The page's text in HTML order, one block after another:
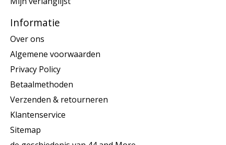
Informatie
Over ons
Algemene voorwaarden
Privacy Policy
Betaalmethoden
Verzenden & retourneren
Klantenservice
Sitemap